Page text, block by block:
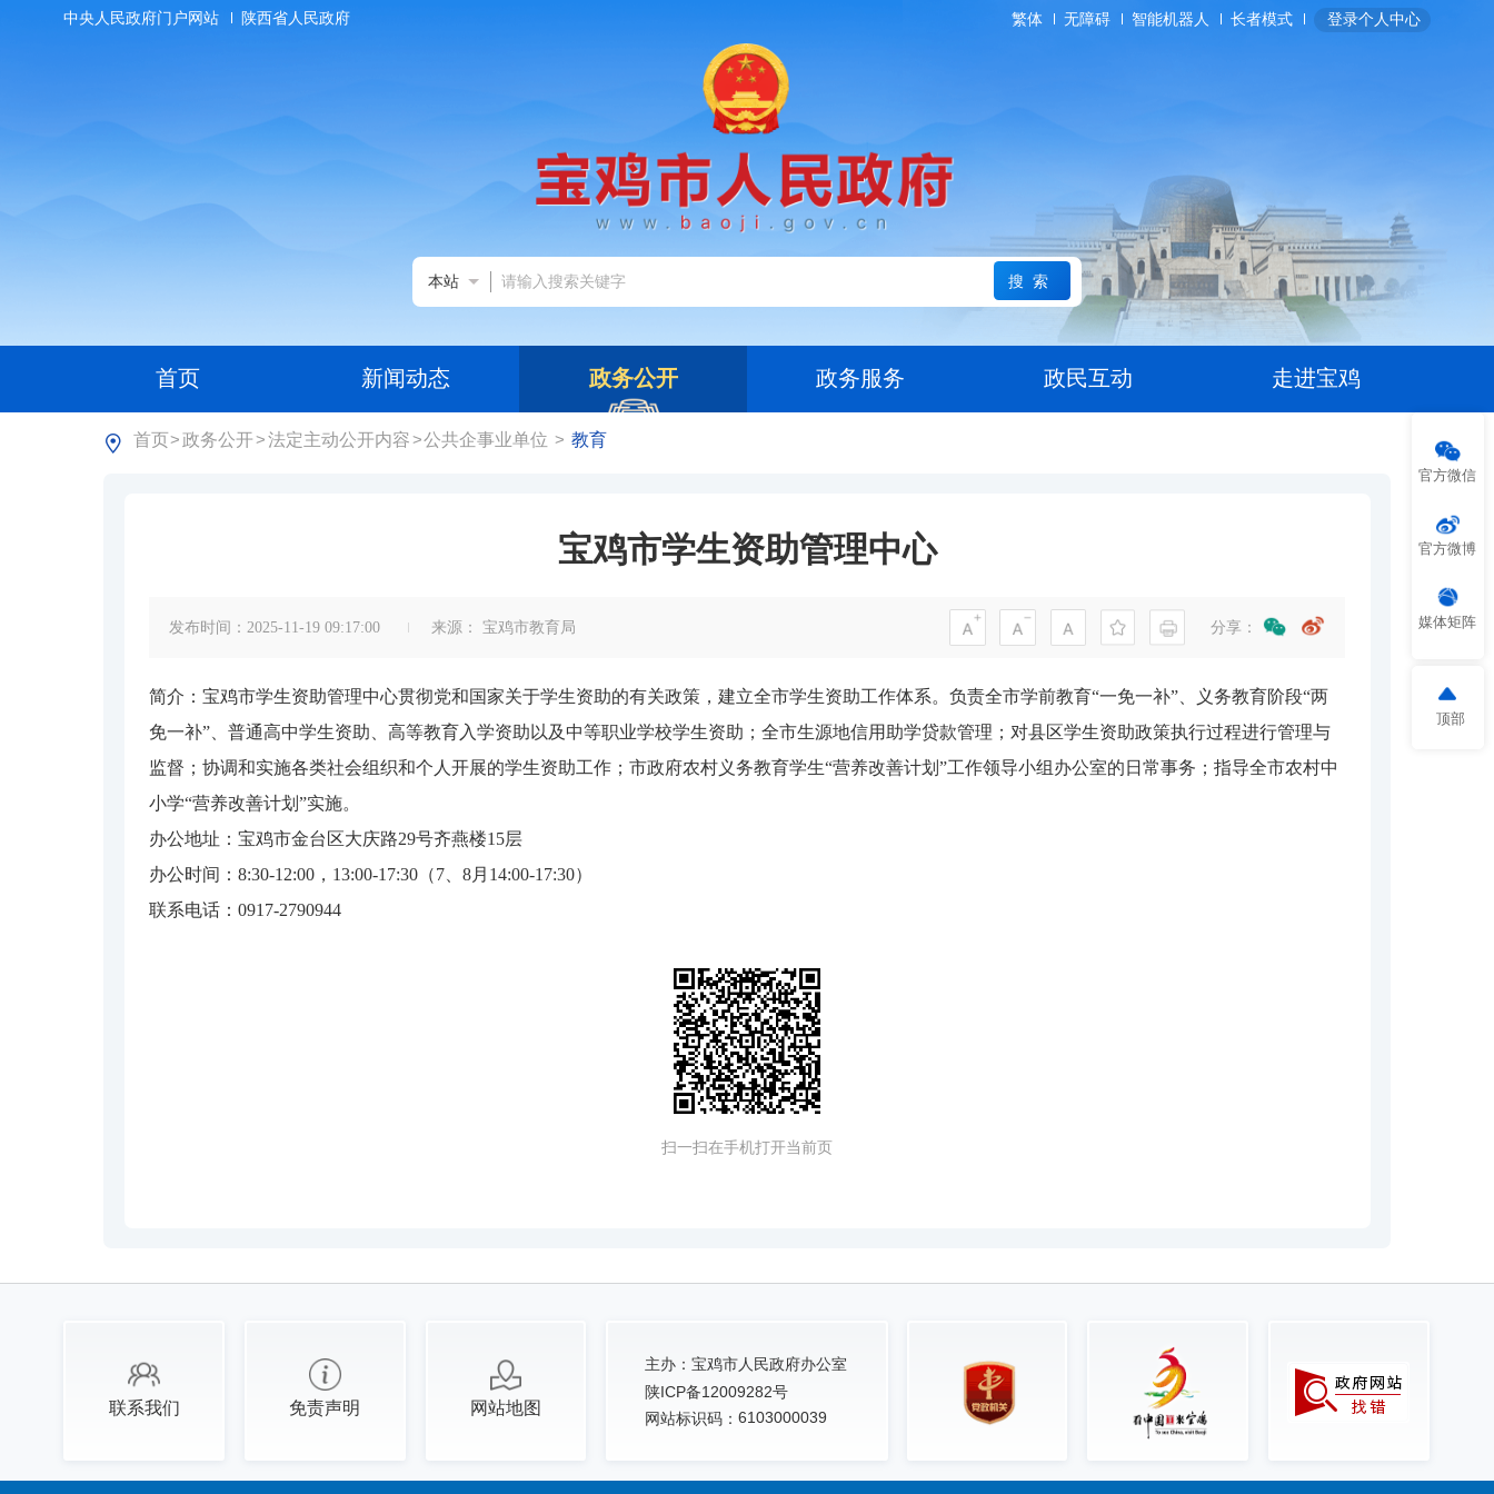
中央人民政府门户网站 陕西省人民政府 繁体 无障碍 智能机器人 长者模式 登录个人中心
本站 搜索
首页 新闻动态 政务公开 政务服务 政民互动 走进宝鸡
官方微信
官方微博
媒体矩阵
顶部
首页>政务公开>法定主动公开内容>公共企事业单位 > 教育
宝鸡市学生资助管理中心
发布时间：2025-11-19 09:17:00 来源： 宝鸡市教育局 分享：
简介：宝鸡市学生资助管理中心贯彻党和国家关于学生资助的有关政策，建立全市学生资助工作体系。负责全市学前教育“一免一补”、义务教育阶段“两
免一补”、普通高中学生资助、高等教育入学资助以及中等职业学校学生资助；全市生源地信用助学贷款管理；对县区学生资助政策执行过程进行管理与
监督；协调和实施各类社会组织和个人开展的学生资助工作；市政府农村义务教育学生“营养改善计划”工作领导小组办公室的日常事务；指导全市农村中
小学“营养改善计划”实施。
办公地址：宝鸡市金台区大庆路29号齐燕楼15层
办公时间：8:30-12:00，13:00-17:30（7、8月14:00-17:30）
联系电话：0917-2790944
扫一扫在手机打开当前页
联系我们 免责声明 网站地图
主办： 宝鸡市人民政府办公室
陕ICP备12009282号
网站标识码： 6103000039